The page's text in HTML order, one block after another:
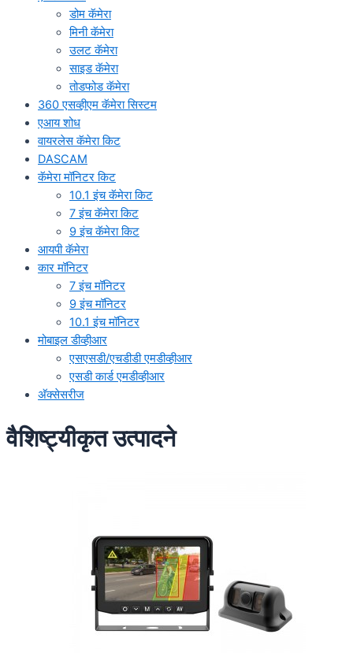
डोम कॅमेरा
मिनी कॅमेरा
उलट कॅमेरा
साइड कॅमेरा
तोडफोड कॅमेरा
360 एसव्हीएम कॅमेरा सिस्टम
एआय शोध
वायरलेस कॅमेरा किट
DASCAM
कॅमेरा मॉनिटर किट
10.1 इंच कॅमेरा किट
7 इंच कॅमेरा किट
9 इंच कॅमेरा किट
आयपी कॅमेरा
कार मॉनिटर
7 इंच मॉनिटर
9 इंच मॉनिटर
10.1 इंच मॉनिटर
मोबाइल डीव्हीआर
एसएसडी/एचडीडी एमडीव्हीआर
एसडी कार्ड एमडीव्हीआर
अ‍ॅक्सेसरीज
वैशिष्ट्यीकृत उत्पादने